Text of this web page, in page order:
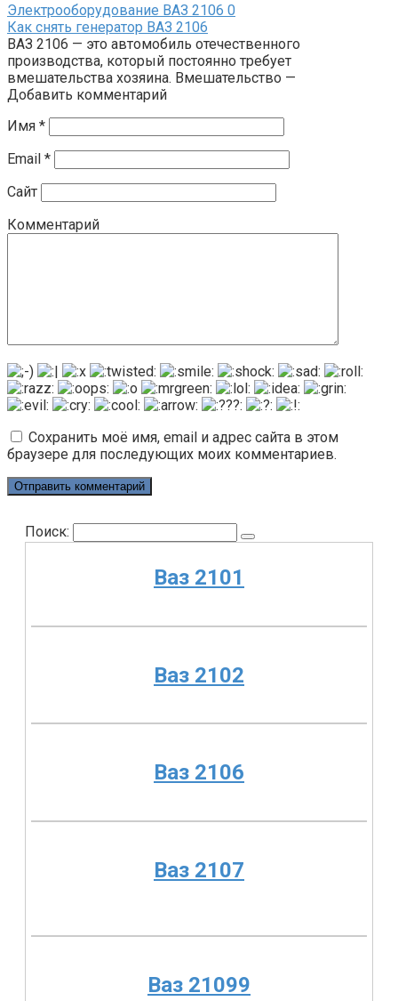
Электрооборудование ВАЗ 2106 0
Как снять генератор ВАЗ 2106
ВАЗ 2106 — это автомобиль отечественного
производства, который постоянно требует
вмешательства хозяина. Вмешательство —
Добавить комментарий
Имя *
Email *
Сайт
Комментарий
Сохранить моё имя, email и адрес сайта в этом
браузере для последующих моих комментариев.
Поиск:
Ваз 2101
Ваз 2102
Ваз 2106
Ваз 2107
Ваз 21099